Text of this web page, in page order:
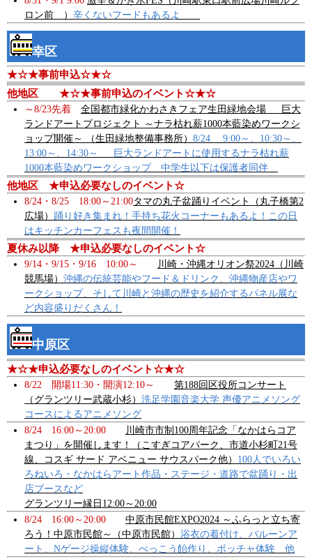
ロン前 ） 辛くないフードもあるよ
幸区
★☆★事前申込☆★☆
他地区 ★☆★事前申込のイベント☆★☆
～8/23先着 全国都市緑化かわさきフェア生田緑地会場 巨大
ランドアートプロジェクト ～ナラ枯れ薪1000本藍染めワークシ
ョップ開催～ （生田緑地整備事務所） 8/24 9:00～、10:30～、
13:00～、14:30～ 巨大ランドアートに使用するナラ枯れ薪
1000本藍染めワークショップ 中学生以下は保護者同伴
他地区 ★申込必要なしのイベント☆
8/24・8/25 18:00～21:00タマの丸子盆踊りイベント（丸子橋第2
広場） 踊り好き集まれ！手持ち花火コーナーもあるよ！この日
はキッチンカーフェスも夜間開催！
夏休み以降 ★申込必要なしのイベント☆
9/14・9/15・9/16 10:00～
川崎・沖縄オリオン祭2024（川崎
競馬場） 沖縄の伝統芸能やフード＆ドリンク、沖縄物産店やワ
ークショップ、そして川崎と沖縄の歴史を紹介するパネル展な
ど内容盛りだくさん！
中原区
★☆★申込必要なしのイベント☆★☆
8/22 開場11:30・開演12:10～ 第188回区役所コンサート
（グランツリー武蔵小杉） 洗足学園音楽大学 声優アニメソング
コースによるアニメソング
8/24 16:00～20:00
川崎市市制100周年記念「なかはらコア
まつり」を開催します！（こすぎコアパーク、市道小杉町21号
線、コスギ サード アベニュー サウスパーク他） 100人でいろい
ろねいろ・なかはらアート作品・ステージ・道路で盆踊り・出
店ブースなど
グランツリー縁日12:00～20:00
8/24 16:00～20:00 中原市民館EXPO2024 ～ふらっと立ち寄
ろう！中原市民館～（中原市民館） 浴衣の着付け、バルーンア
ート、Nゲージ操縦体験、べっこう飴作り、ボッチャ体験 他